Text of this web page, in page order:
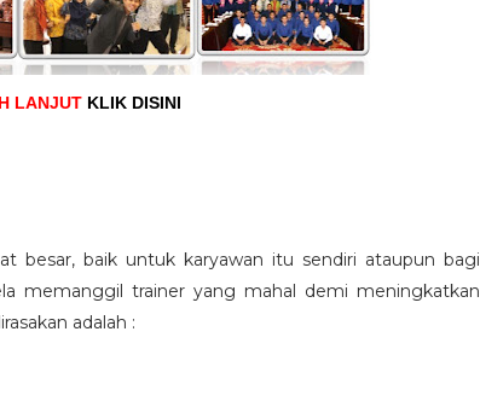
LANJUT KLIK DISINI
besar, baik untuk karyawan itu sendiri ataupun bagi
memanggil trainer yang mahal demi meningkatkan
adalah :